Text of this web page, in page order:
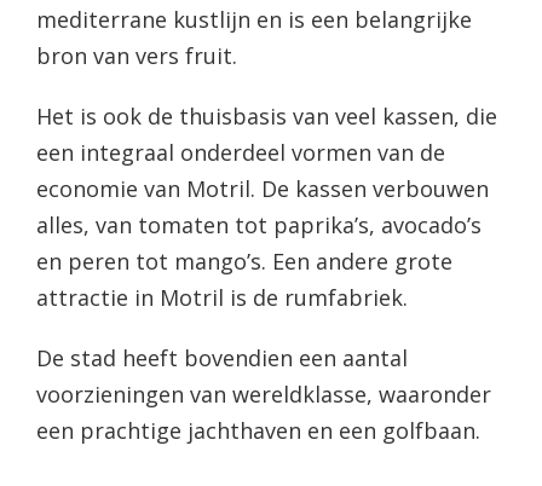
mediterrane kustlijn en is een belangrijke
bron van vers fruit.
Het is ook de thuisbasis van veel kassen, die
een integraal onderdeel vormen van de
economie van Motril. De kassen verbouwen
alles, van tomaten tot paprika’s, avocado’s
en peren tot mango’s. Een andere grote
attractie in Motril is de rumfabriek.
De stad heeft bovendien een aantal
voorzieningen van wereldklasse, waaronder
een prachtige jachthaven en een golfbaan.